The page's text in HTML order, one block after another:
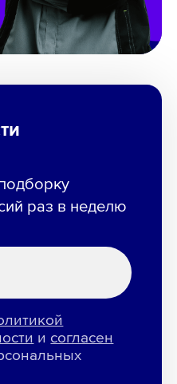
раз в неделю
и согласен